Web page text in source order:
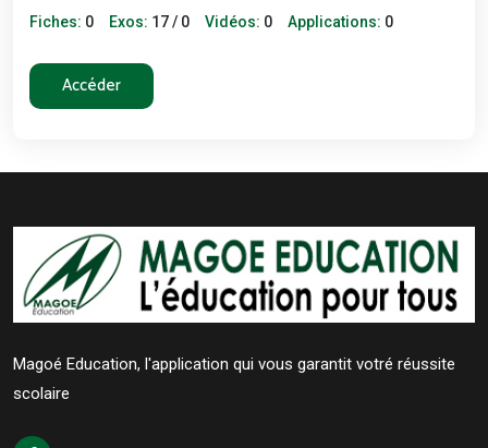
Fiches: 0 Exos: 17 / 0 Vidéos: 0 Applications: 0
Accéder
Magoé Education, l'application qui vous garantit votré réussite
scolaire